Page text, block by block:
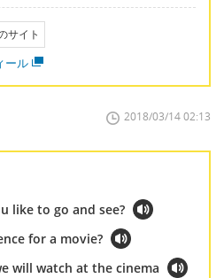
サイト
ール
2018/03/14 02:13
like to go and see?
for a movie?
will watch at the cinema